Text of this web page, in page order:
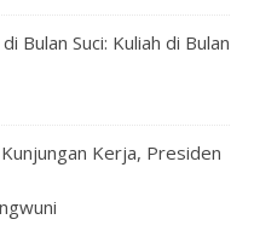
Bulan Suci: Kuliah di Bulan
Kunjungan Kerja, Presiden